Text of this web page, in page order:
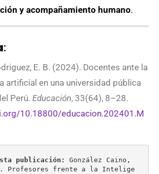
y acompañamiento humano.
:
E. B. (2024). Docentes ante la
artificial en una universidad pública
Perú. Educación, 33(64), 8–28.
10.18800/educacion.202401.M
publicación:
González Caino,
Profesores frente a la Intelige